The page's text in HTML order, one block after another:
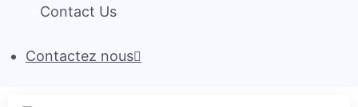
Contact Us
Contactez nous